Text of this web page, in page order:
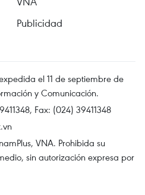
Publicidad
el 11 de septiembre de
y Comunicación.
Fax: (024) 39411348
VNA. Prohibida su
sin autorización expresa por